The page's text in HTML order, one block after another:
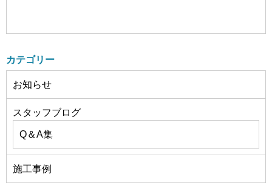
カテゴリー
お知らせ
スタッフブログ
Q＆A集
施工事例